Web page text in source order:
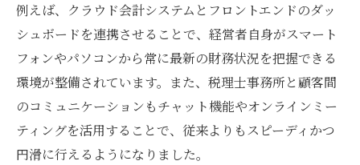
経営効率化を実現する会計事務所の知恵
会計事務所が提案する経営効率化の秘訣と
は
フロントエンドで変わる会計事務所の業務
改善
会計事務所選びで注目したいIT対応力
例えば、クラウド会計システムとフロントエンドのダッ
シュボードを連携させることで、経営者自身がスマート
フォンやパソコンから常に最新の財務状況を把握できる
環境が整備されています。また、税理士事務所と顧客間
のコミュニケーションもチャット機能やオンラインミー
ティングを活用することで、従来よりもスピーディかつ
円滑に行えるようになりました。